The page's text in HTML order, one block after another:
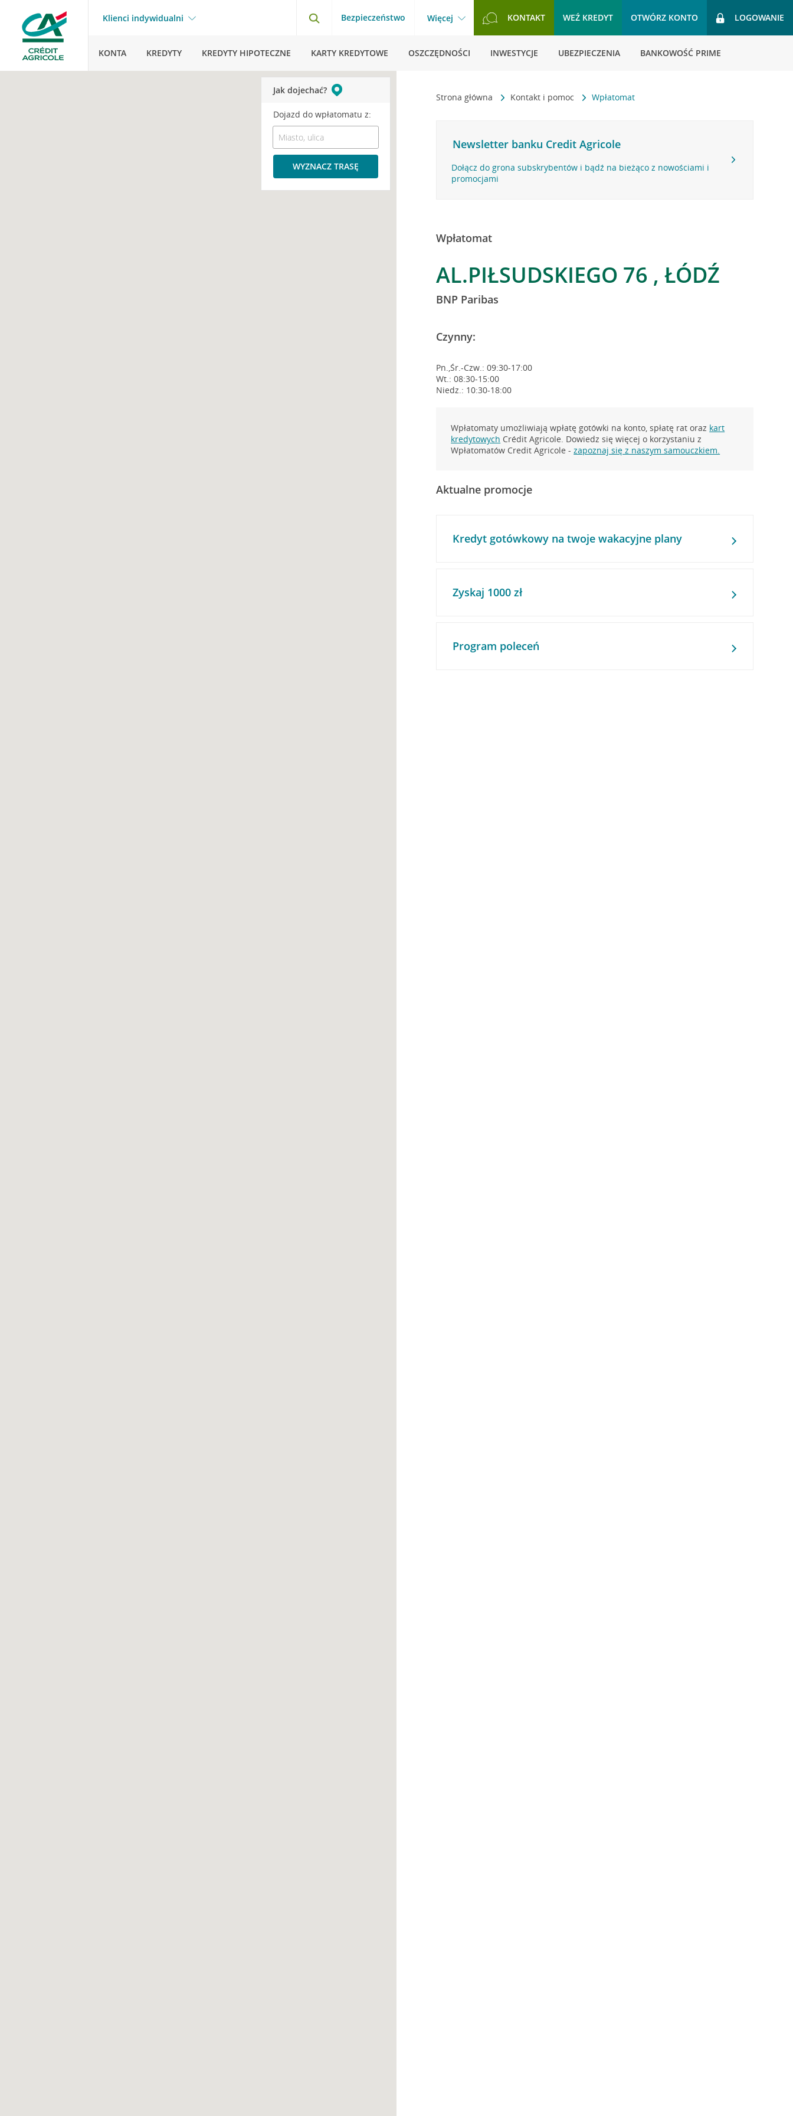
Klienci indywidualni Bezpieczeństwo Więcej KONTAKT WEŹ KREDYT OTWÓRZ KONTO LOGOWANIE
KONTA KREDYTY KREDYTY HIPOTECZNE KARTY KREDYTOWE OSZCZĘDNOŚCI INWESTYCJE UBEZPIECZENIA BANKOWOŚĆ PRIME
Strona główna Kontakt i pomoc Wpłatomat
Newsletter banku Credit Agricole
Dołącz do grona subskrybentów i bądź na bieżąco z nowościami i
promocjami
Wpłatomat
AL.PIŁSUDSKIEGO 76 , ŁÓDŹ
BNP Paribas
Czynny:
Pn.,Śr.-Czw.: 09:30-17:00
Wt.: 08:30-15:00
Niedz.: 10:30-18:00
Wpłatomaty umożliwiają wpłatę gotówki na konto, spłatę rat oraz kart
kredytowych Crédit Agricole. Dowiedz się więcej o korzystaniu z
Wpłatomatów Credit Agricole -zapoznaj się z naszym samouczkiem.
Aktualne promocje
Kredyt gotówkowy na twoje wakacyjne plany
Zyskaj 1000 zł
Program poleceń
Jak dojechać?
Dojazd do wpłatomatu z:
WYZNACZ TRASĘ